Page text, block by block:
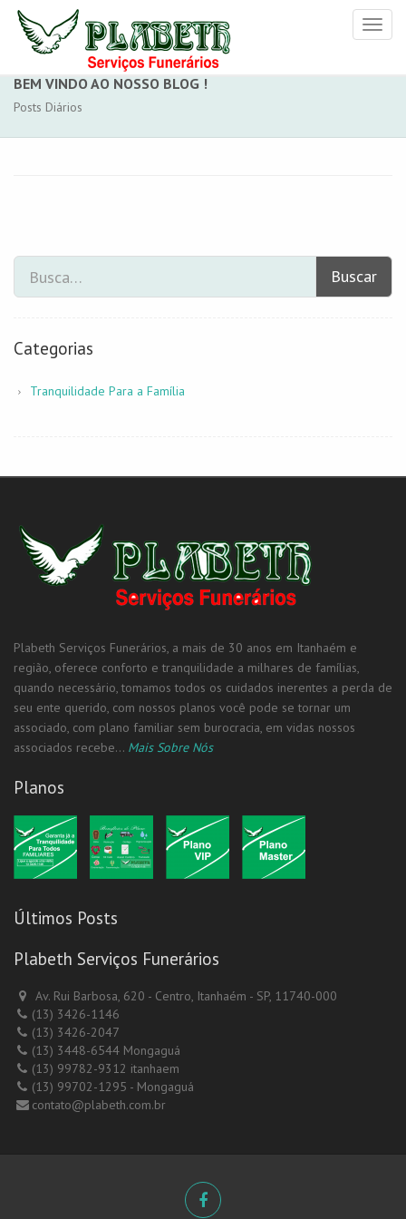
BEM VINDO AO NOSSO BLOG !
Posts Diários
Buscar
Categorias
Tranquilidade Para a Família
Plabeth Serviços Funerários, a mais de 30 anos em Itanhaém e
região, oferece conforto e tranquilidade a milhares de famílias,
quando necessário, tomamos todos os cuidados inerentes a perda de
seu ente querido, com nossos planos você pode se tornar um
associado, com plano familiar sem burocracia, em vidas nossos
associados recebe... Mais Sobre Nós
Planos
Últimos Posts
Plabeth Serviços Funerários
Av. Rui Barbosa, 620 - Centro, Itanhaém - SP, 11740-000
(13) 3426-1146
(13) 3426-2047
(13) 3448-6544 Mongaguá
(13) 99782-9312 itanhaem
(13) 99702-1295 - Mongaguá
contato@plabeth.com.br